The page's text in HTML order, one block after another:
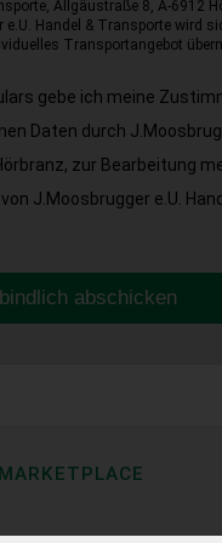
Allgäustraße 8, A-6912
Handel & Transporte wird
Transportangebot
gebe ich meine
Daten durch
zur Bearbeitung
von J.Moosbrugger e.U.
abschicken